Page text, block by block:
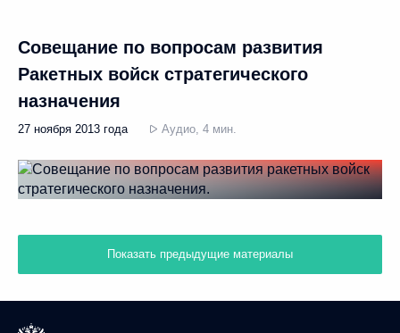
Совещание по вопросам развития
Ракетных войск стратегического
назначения
27 ноября 2013 года Аудио, 4 мин.
Показать предыдущие материалы